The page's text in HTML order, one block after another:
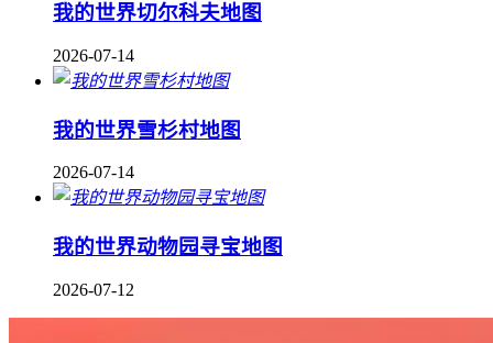
我的世界切尔科夫地图
2026-07-14
我的世界雪杉村地图
2026-07-14
我的世界动物园寻宝地图
2026-07-12